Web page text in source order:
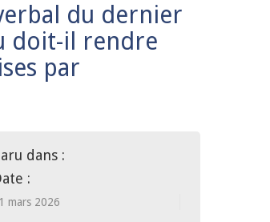
du dernier
doit-il rendre
par
dans :
:
mars 2026